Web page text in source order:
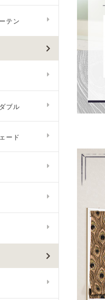
テン
ブル
ード